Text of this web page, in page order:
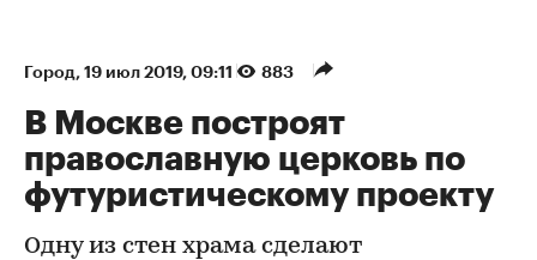
Город⁠, 19 июл 2019, 09:11 883
В Москве построят
православную церковь по
футуристическому проекту
Одну из стен храма сделают